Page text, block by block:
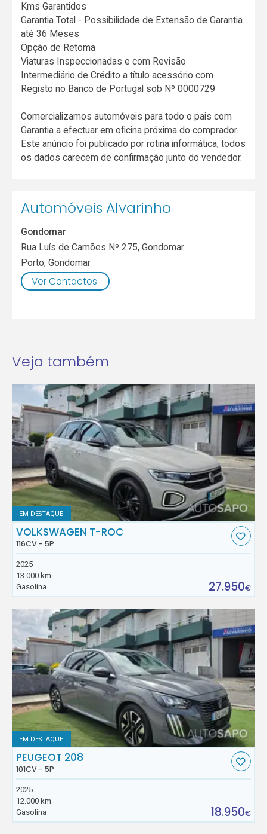
Kms Garantidos
Garantia Total - Possibilidade de Extensão de Garantia
até 36 Meses
Opção de Retoma
Viaturas Inspeccionadas e com Revisão
Intermediário de Crédito a título acessório com
Registo no Banco de Portugal sob Nº 0000729
Comercializamos automóveis para todo o pais com
Garantia a efectuar em oficina próxima do comprador.
Este anúncio foi publicado por rotina informática, todos
os dados carecem de confirmação junto do vendedor.
Automóveis Alvarinho
Gondomar
Rua Luís de Camões Nº 275, Gondomar
Porto,Gondomar
Ver Contactos
Veja também
EM DESTAQUE
VOLKSWAGEN T-ROC
116CV - 5P
2025
13.000 km
Gasolina
27.950€
EM DESTAQUE
PEUGEOT 208
101CV - 5P
2025
12.000 km
Gasolina
18.950€